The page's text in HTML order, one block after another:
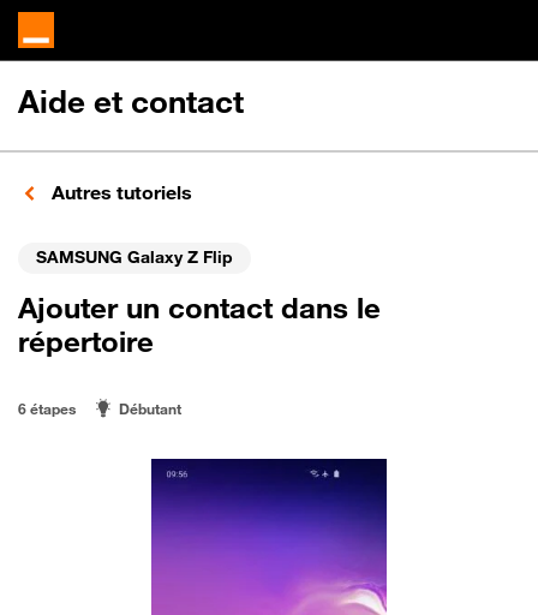
Aide et contact
Autres tutoriels
SAMSUNG Galaxy Z Flip
Ajouter un contact dans le
répertoire
6 étapes Débutant